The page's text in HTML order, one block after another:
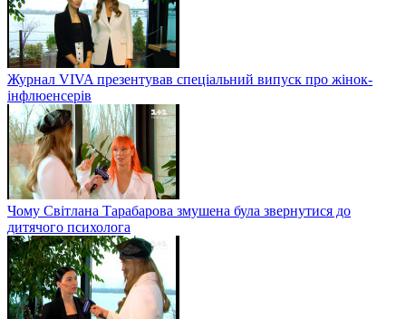
Журнал VIVA презентував спеціальний випуск про жінок-
інфлюенсерів
Чому Світлана Тарабарова змушена була звернутися до
дитячого психолога